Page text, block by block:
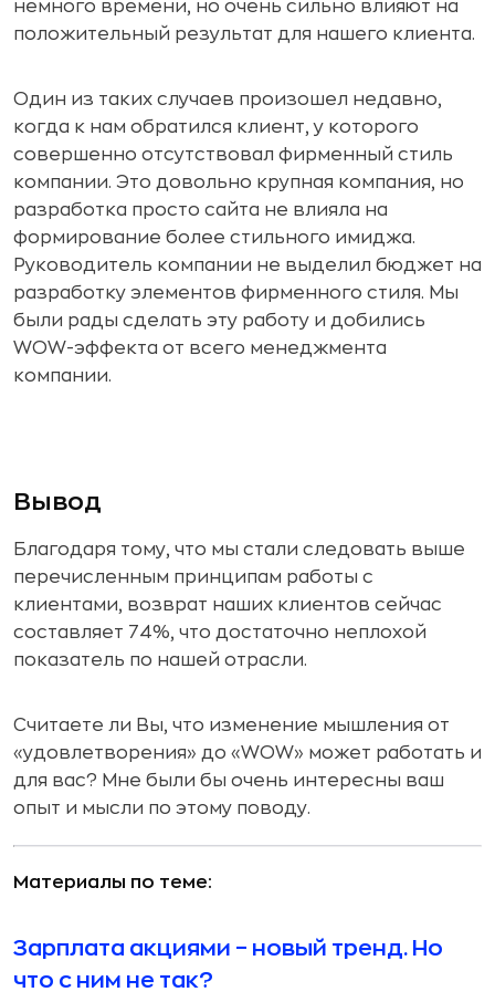
немного времени, но очень сильно влияют на
положительный результат для нашего клиента.
Один из таких случаев произошел недавно,
когда к нам обратился клиент, у которого
совершенно отсутствовал фирменный стиль
компании. Это довольно крупная компания, но
разработка просто сайта не влияла на
формирование более стильного имиджа.
Руководитель компании не выделил бюджет на
разработку элементов фирменного стиля. Мы
были рады сделать эту работу и добились
WOW-эффекта от всего менеджмента
компании.
Вывод
Благодаря тому, что мы стали следовать выше
перечисленным принципам работы с
клиентами, возврат наших клиентов сейчас
составляет 74%, что достаточно неплохой
показатель по нашей отрасли.
Считаете ли Вы, что изменение мышления от
«удовлетворения» до «WOW» может работать и
для вас? Мне были бы очень интересны ваш
опыт и мысли по этому поводу.
Материалы по теме:
Зарплата акциями – новый тренд. Но
что с ним не так?